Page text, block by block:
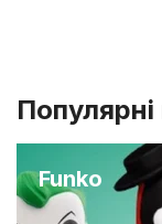
Популярні
Funko